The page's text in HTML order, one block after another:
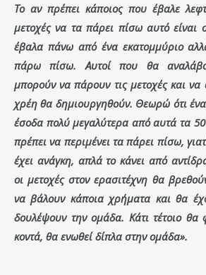
Το αν πρέπει κάποιος που έβαλε
μετοχές να τα πάρει πίσω αυτό είναι
έβαλα πάνω από ένα εκατομμύριο
πάρω πίσω. Αυτοί που θα
μπορούν να πάρουν τις μετοχές και
χρέη θα δημιουργηθούν. Θεωρώ ότι
έσοδα πολύ μεγαλύτερα από αυτά τα 50
πρέπει να περιμένει τα πάρει πίσω,
έχει ανάγκη, απλά το κάνει από
οι μετοχές στον ερασιτέχνη θα
να βάλουν κάποια χρήματα και θα
δουλέψουν την ομάδα. Κάτι τέτοιο θα
κοντά, θα ενωθεί δίπλα στην ομάδα».